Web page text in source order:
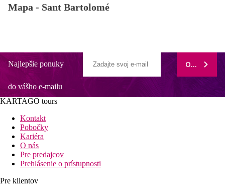
Mapa - Sant Bartolomé
Najlepšie ponuky
do vášho e-mailu
ODOBERAŤ
KARTAGO tours
Kontakt
Pobočky
Kariéra
O nás
Pre predajcov
Prehlásenie o prístupnosti
Pre klientov